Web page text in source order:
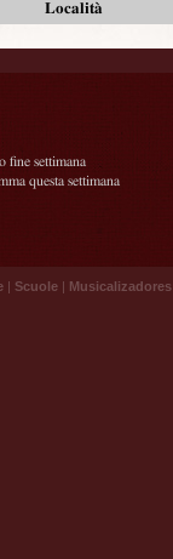
Località
fine settimana
questa settimana
| Scuole | Musicalizadores